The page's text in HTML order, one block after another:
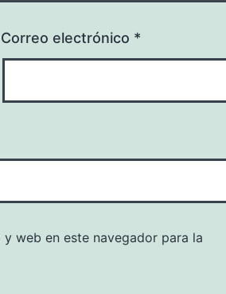
Correo electrónico *
web en este navegador para la